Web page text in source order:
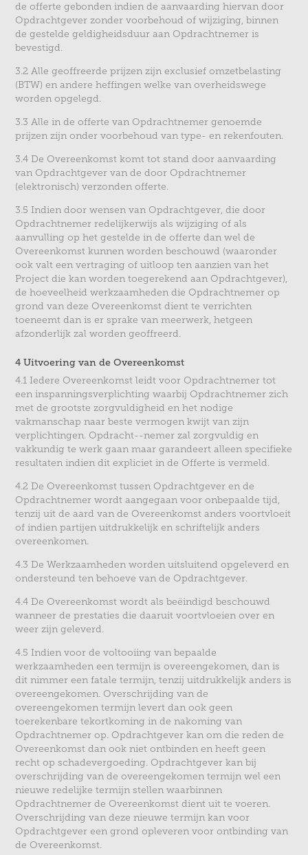
de offerte gebonden indien de aanvaarding hiervan door
Opdrachtgever zonder voorbehoud of wijziging, binnen
de gestelde geldigheidsduur aan Opdrachtnemer is
bevestigd.
3.2 Alle geoffreerde prijzen zijn exclusief omzetbelasting
(BTW) en andere heffingen welke van overheidswege
worden opgelegd.
3.3 Alle in de offerte van Opdrachtnemer genoemde
prijzen zijn onder voorbehoud van type- en rekenfouten.
3.4 De Overeenkomst komt tot stand door aanvaarding
van Opdrachtgever van de door Opdrachtnemer
(elektronisch) verzonden offerte.
3.5 Indien door wensen van Opdrachtgever, die door
Opdrachtnemer redelijkerwijs als wijziging of als
aanvulling op het gestelde in de offerte dan wel de
Overeenkomst kunnen worden beschouwd (waaronder
ook valt een vertraging of uitloop ten aanzien van het
Project die kan worden toegerekend aan Opdrachtgever),
de hoeveelheid werkzaamheden die Opdrachtnemer op
grond van deze Overeenkomst dient te verrichten
toeneemt dan is er sprake van meerwerk, hetgeen
afzonderlijk zal worden geoffreerd.
4 Uitvoering van de Overeenkomst
4.1 Iedere Overeenkomst leidt voor Opdrachtnemer tot
een inspanningsverplichting waarbij Opdrachtnemer zich
met de grootste zorgvuldigheid en het nodige
vakmanschap naar beste vermogen kwijt van zijn
verplichtingen. Opdracht--nemer zal zorgvuldig en
vakkundig te werk gaan maar garandeert alleen specifieke
resultaten indien dit expliciet in de Offerte is vermeld.
4.2 De Overeenkomst tussen Opdrachtgever en de
Opdrachtnemer wordt aangegaan voor onbepaalde tijd,
tenzij uit de aard van de Overeenkomst anders voortvloeit
of indien partijen uitdrukkelijk en schriftelijk anders
overeenkomen.
4.3 De Werkzaamheden worden uitsluitend opgeleverd en
ondersteund ten behoeve van de Opdrachtgever.
4.4 De Overeenkomst wordt als beëindigd beschouwd
wanneer de prestaties die daaruit voortvloeien over en
weer zijn geleverd.
4.5 Indien voor de voltooiing van bepaalde
werkzaamheden een termijn is overeengekomen, dan is
dit nimmer een fatale termijn, tenzij uitdrukkelijk anders is
overeengekomen. Overschrijding van de
overeengekomen termijn levert dan ook geen
toerekenbare tekortkoming in de nakoming van
Opdrachtnemer op. Opdrachtgever kan om die reden de
Overeenkomst dan ook niet ontbinden en heeft geen
recht op schadevergoeding. Opdrachtgever kan bij
overschrijding van de overeengekomen termijn wel een
nieuwe redelijke termijn stellen waarbinnen
Opdrachtnemer de Overeenkomst dient uit te voeren.
Overschrijding van deze nieuwe termijn kan voor
Opdrachtgever een grond opleveren voor ontbinding van
de Overeenkomst.